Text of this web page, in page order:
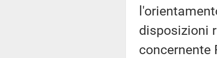
disposizioni
concernente